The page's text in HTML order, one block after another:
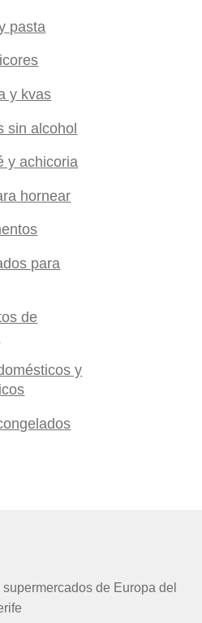
pasta
y kvas
sin alcohol
y achicoria
hornear
para
de
y
de Europa del